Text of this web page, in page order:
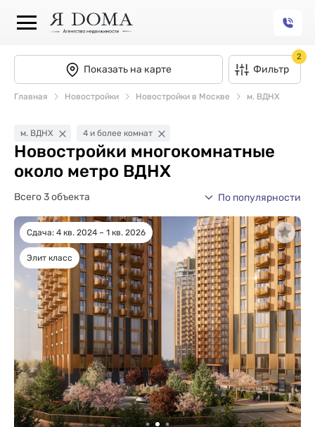
Показать на карте Фильтр
2
Главная Новостройки Новостройки в Москве м. ВДНХ
м. ВДНХ 4 и более комнат
Новостройки многокомнатные
около метро ВДНХ
Всего 3 объекта По популярности
Сдача: 4 кв. 2024 – 1 кв. 2026
Элит класс